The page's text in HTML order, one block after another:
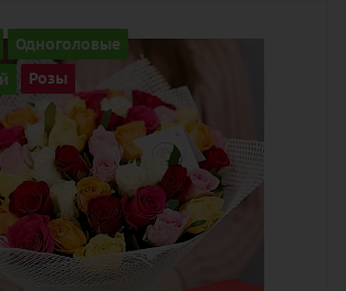
Одноголовые
Розы
дизайнерская упаковка